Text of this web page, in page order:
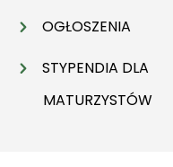
OGŁOSZENIA
STYPENDIA DLA
MATURZYSTÓW